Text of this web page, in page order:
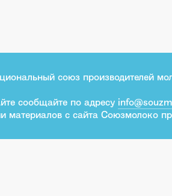
союз производителей
сообщайте по адресу
материалов с сайта Союзмолоко